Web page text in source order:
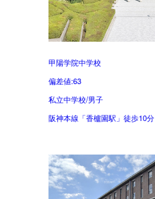
甲陽学院中学校
偏差値:63
私立中学校/男子
阪神本線「香櫨園駅」徒歩10分